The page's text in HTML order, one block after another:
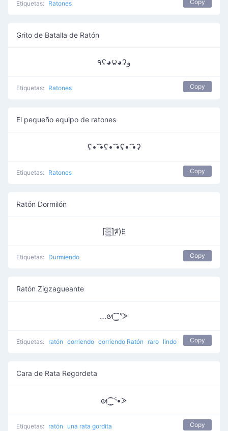
Etiquetas: Ratones Copy
Grito de Batalla de Ratón
٩ʕ◕౪◕ʔو
Etiquetas: Ratones Copy
El pequeño equipo de ratones
ʢ• ͡•ʢ• ͡•ʢ• ͡•ʡ
Etiquetas: Ratones Copy
Ratón Dormilón
⌈▒͟⌉ꅼ)ꍞ
Etiquetas: Durmiendo Copy
Ratón Zigzagueante
…ᘛ⁐̤ᕐᐷ
Etiquetas: ratón corriendo corriendo Ratón raro lindo Copy
Cara de Rata Regordeta
ᘛ⁐̤ᕐ•ᐷ
Etiquetas: ratón una rata gordita Copy